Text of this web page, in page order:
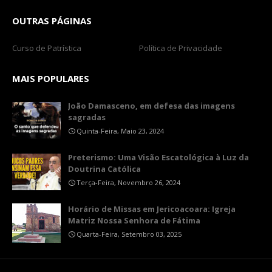
OUTRAS PÁGINAS
Curso de Patrística Política de Privacidade
MAIS POPULARES
João Damasceno, em defesa das imagens
sagradas
Quinta-Feira, Maio 23, 2024
Preterismo: Uma Visão Escatológica à Luz da
Doutrina Católica
Terça-Feira, Novembro 26, 2024
Horário de Missas em Jericoacoara: Igreja
Matriz Nossa Senhora de Fátima
Quarta-Feira, Setembro 03, 2025